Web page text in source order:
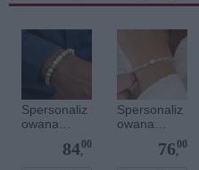
Spersonaliz
owana
bransoletka
84,
00
Spersonaliz
owana
bransoletka
sznurkowa -
76,
00